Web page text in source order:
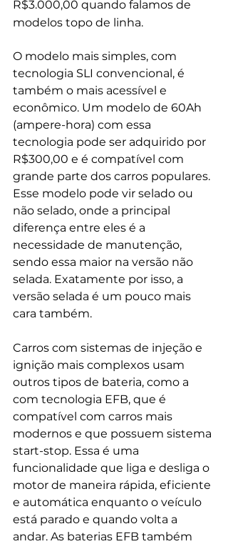
R$3.000,00 quando falamos de
modelos topo de linha.
O modelo mais simples, com
tecnologia SLI convencional, é
também o mais acessível e
econômico. Um modelo de 60Ah
(ampere-hora) com essa
tecnologia pode ser adquirido por
R$300,00 e é compatível com
grande parte dos carros populares.
Esse modelo pode vir selado ou
não selado, onde a principal
diferença entre eles é a
necessidade de manutenção,
sendo essa maior na versão não
selada. Exatamente por isso, a
versão selada é um pouco mais
cara também.
Carros com sistemas de injeção e
ignição mais complexos usam
outros tipos de bateria, como a
com tecnologia EFB, que é
compatível com carros mais
modernos e que possuem sistema
start-stop. Essa é uma
funcionalidade que liga e desliga o
motor de maneira rápida, eficiente
e automática enquanto o veículo
está parado e quando volta a
andar. As baterias EFB também